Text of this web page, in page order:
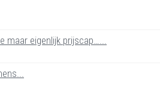
eigenlijk prijscap…...